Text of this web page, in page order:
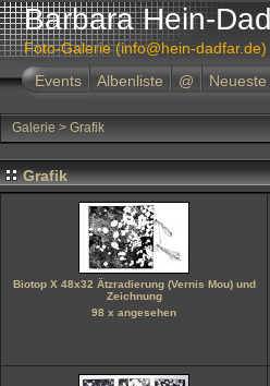
Barbara Hein-
Foto-Galerie (info@hein-dadfar.de)
Events
Albenliste @
Galerie > Grafik
Grafik
Biotop X 48x32 Ätzradierung (Vernis Mou) und
Zeichnung
98 x angesehen